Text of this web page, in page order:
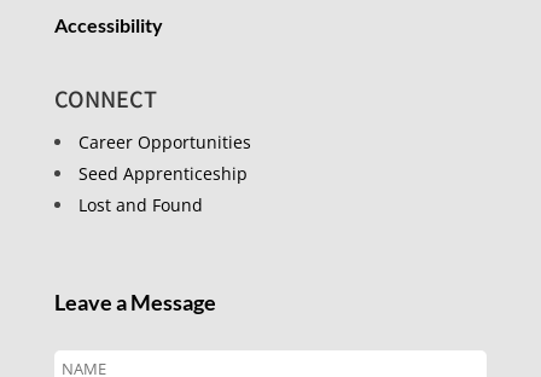
Accessibility
CONNECT
Career Opportunities
Seed Apprenticeship
Lost and Found
Leave a Message